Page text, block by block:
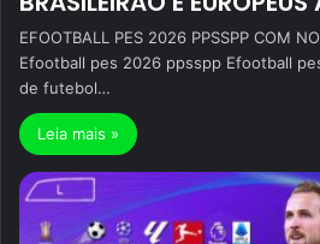
EFOOTBALL PES 2026 PPSSPP COM
Efootball pes 2026 ppsspp Efootball
de futebol…
Leia mais »